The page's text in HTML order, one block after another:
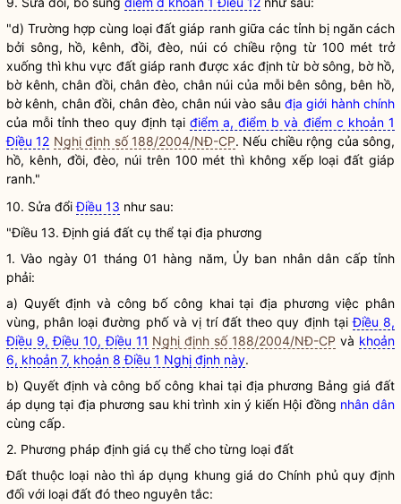
"d) Trường hợp cùng loại đất giáp ranh giữa các tỉnh bị ngăn cách
bởi sông, hồ, kênh, đồi, đèo, núi có chiều rộng từ 100 mét trở
xuống thì khu vực đất giáp ranh được xác định từ bờ sông, bờ hồ,
bờ kênh, chân đồi, chân đèo, chân núi của mỗi bên sông, bên hồ,
bờ kênh, chân đồi, chân đèo, chân núi vào sâuđịa giới hành chính
của mỗi tỉnh theo quy định tại điểm a, điểm b và điểm c khoản 1
Điều 12 Nghị định số 188/2004/NĐ-CP. Nếu chiều rộng của sông,
hồ, kênh, đồi, đèo, núi trên 100 mét thì không xếp loại đất giáp
ranh."
10. Sửa đổiĐiều 13 như sau:
"Điều 13. Định giá đất cụ thể tại địa phương
1. Vào ngày 01 tháng 01 hàng năm, Ủy ban nhân dân cấp tỉnh
phải:
a) Quyết định và công bố công khai tại địa phương việc phân
vùng, phân loại đường phố và vị trí đất theo quy định tạiĐiều 8,
Điều 9, Điều 10, Điều 11 Nghị định số 188/2004/NĐ-CP và khoản
6, khoản 7, khoản 8 Điều 1 Nghị định này.
b) Quyết định và công bố công khai tại địa phương Bảng giá đất
áp dụng tại địa phương sau khi trình xin ý kiến Hội đồng nhân dân
cùng cấp.
2. Phương pháp định giá cụ thể cho từng loại đất
Đất thuộc loại nào thì áp dụng khung giá do Chính phủ quy định
đối với loại đất đó theo nguyên tắc: